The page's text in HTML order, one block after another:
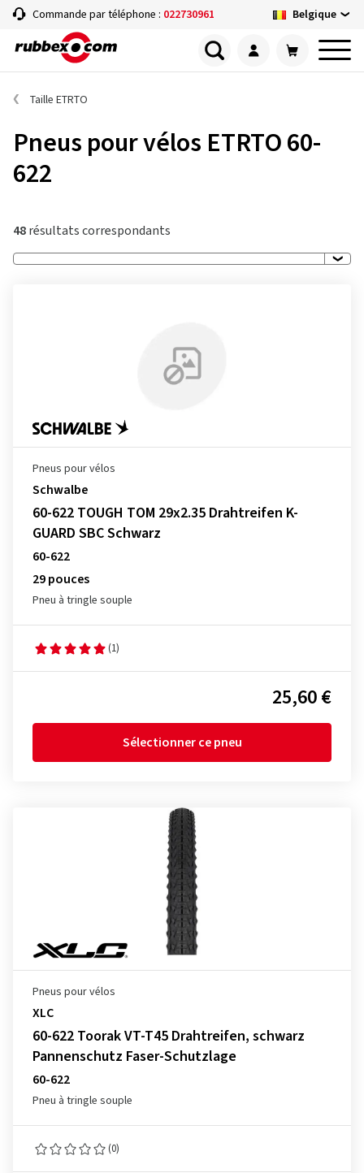
Commande par téléphone : 022730961 Belgique
Taille ETRTO
Pneus pour vélos ETRTO 60-
622
48résultats correspondants
Pneus pour vélos
Schwalbe
60-622 TOUGH TOM 29x2.35 Drahtreifen K-
GUARD SBC Schwarz
60-622
29 pouces
Pneu à tringle souple
(1)
25,60 €
Sélectionner ce pneu
Pneus pour vélos
XLC
60-622 Toorak VT-T45 Drahtreifen, schwarz
Pannenschutz Faser-Schutzlage
60-622
Pneu à tringle souple
(0)